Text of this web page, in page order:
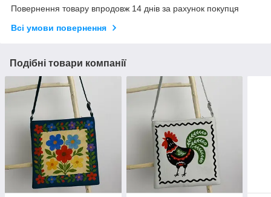
Повернення товару впродовж 14 днів за рахунок покупця
Всі умови повернення
Подібні товари компанії